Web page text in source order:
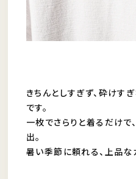
きちんとしすぎず、砕けす
です。
一枚でさらりと着るだけで
出。
暑い季節に頼れる、上品な